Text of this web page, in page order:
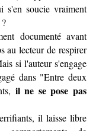
s'en soucie vraiment
documenté avant
au lecteur de respirer
si l'auteur s'engage
dans "Entre deux
il ne se pose pas
il laisse libre